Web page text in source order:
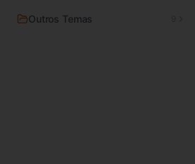
Outros Temas